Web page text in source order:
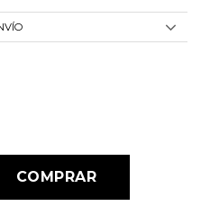
M21 Pro cantidad
COMPRAR